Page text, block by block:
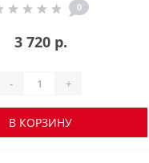
0
3 720 р.
- +
В КОРЗИНУ